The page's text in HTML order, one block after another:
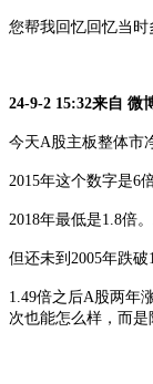
您帮我回忆回忆当时
24-9-2 15:32来自 微
今天A股主板整体市
2015年这个数字是6倍
2018年最低是1.8倍
但还未到 2005年跌破
1.49倍之后A股两年
次也能怎么样，而是